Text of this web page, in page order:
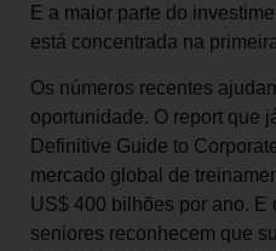
E a maior parte do
está concentrada na
Os números recentes
oportunidade. O report que
Definitive Guide to
mercado global de
US$ 400 bilhões por ano. E
seniores reconhecem que